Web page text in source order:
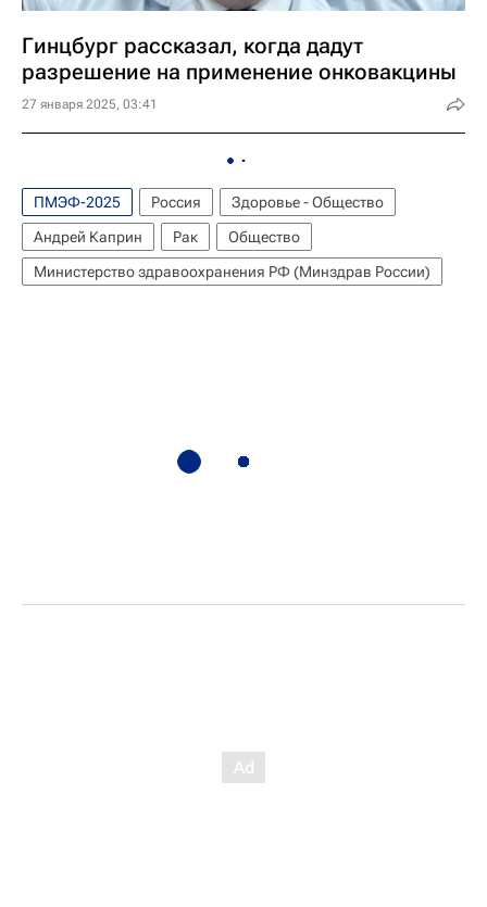
Гинцбург рассказал, когда дадут
разрешение на применение онковакцины
27 января 2025, 03:41
ПМЭФ-2025 Россия
Здоровье - Общество
Андрей Каприн
Рак
Общество
Министерство здравоохранения РФ (Минздрав России)